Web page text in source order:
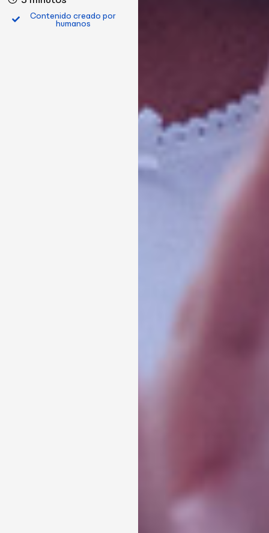
Contenido creado por
humanos